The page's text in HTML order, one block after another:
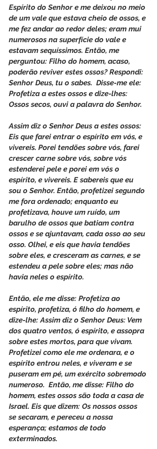
Espírito do Senhor e me deixou no meio
de um vale que estava cheio de ossos, e
me fez andar ao redor deles; eram mui
numerosos na superfície do vale e
estavam sequíssimos. Então, me
perguntou: Filho do homem, acaso,
poderão reviver estes ossos? Respondi:
Senhor Deus, tu o sabes.  Disse-me ele:
Profetiza a estes ossos e dize-lhes:
Ossos secos, ouvi a palavra do Senhor.
Assim diz o Senhor Deus a estes ossos:
Eis que farei entrar o espírito em vós, e
vivereis. Porei tendões sobre vós, farei
crescer carne sobre vós, sobre vós
estenderei pele e porei em vós o
espírito, e vivereis. E sabereis que eu
sou o Senhor. Então, profetizei segundo
me fora ordenado; enquanto eu
profetizava, houve um ruído, um
barulho de ossos que batiam contra
ossos e se ajuntavam, cada osso ao seu
osso. Olhei, e eis que havia tendões
sobre eles, e cresceram as carnes, e se
estendeu a pele sobre eles; mas não
havia neles o espírito.
Então, ele me disse: Profetiza ao
espírito, profetiza, ó filho do homem, e
dize-lhe: Assim diz o Senhor Deus: Vem
dos quatro ventos, ó espírito, e assopra
sobre estes mortos, para que vivam.
Profetizei como ele me ordenara, e o
espírito entrou neles, e viveram e se
puseram em pé, um exército sobremodo
numeroso.  Então, me disse: Filho do
homem, estes ossos são toda a casa de
Israel. Eis que dizem: Os nossos ossos
se secaram, e pereceu a nossa
esperança; estamos de todo
exterminados.